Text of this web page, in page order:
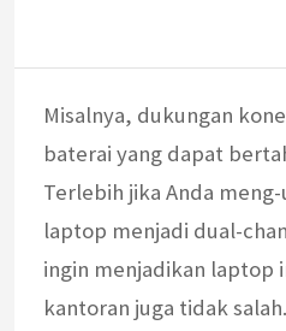
Misalnya, dukungan
baterai yang dapat
Terlebih jika Anda meng-
laptop menjadi dual-
ingin menjadikan laptop
kantoran juga tidak